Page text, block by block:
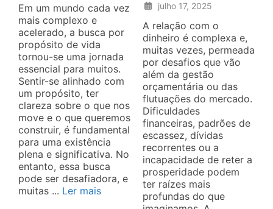
Em um mundo cada vez
mais complexo e
acelerado, a busca por
propósito de vida
tornou-se uma jornada
essencial para muitos.
Sentir-se alinhado com
um propósito, ter
clareza sobre o que nos
move e o que queremos
construir, é fundamental
para uma existência
plena e significativa. No
entanto, essa busca
pode ser desafiadora, e
muitas ... Ler mais
julho 17, 2025
A relação com o
dinheiro é complexa e,
muitas vezes, permeada
por desafios que vão
além da gestão
orçamentária ou das
flutuações do mercado.
Dificuldades
financeiras, padrões de
escassez, dívidas
recorrentes ou a
incapacidade de reter a
prosperidade podem
ter raízes mais
profundas do que